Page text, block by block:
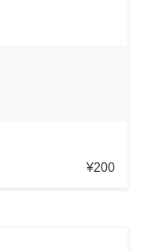
¥200